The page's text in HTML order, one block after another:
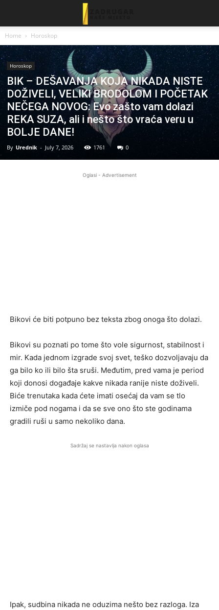
Home Horoskop
Horoskop
BIK – DEŠAVANJA KOJA NIKADA NISTE
DOŽIVELI, VELIKI BRODOLOM I POČETAK
NEČEGA NOVOG: Evo zašto vam dolazi
REKA SUZA, ali i nešto što vraća veru u
BOLJE DANE!
By Urednik - July 7, 2026 1761 0
Oglasi - Advertisement
Bikovi će biti potpuno bez teksta zbog onoga što dolazi.
Bikovi su poznati po tome što vole sigurnost, stabilnost i
mir. Kada jednom izgrade svoj svet, teško dozvoljavaju da
ga bilo ko ili bilo šta sruši. Međutim, pred vama je period
koji donosi događaje kakve nikada ranije niste doživeli.
Biće trenutaka kada ćete imati osećaj da vam se tlo
izmiče pod nogama i da se sve ono što ste godinama
gradili ruši u samo nekoliko dana.
Sadržaj se nastavlja nakon oglasa
Ipak, sudbina nikada ne oduzima nešto bez razloga. Iza